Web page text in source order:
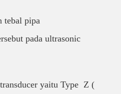
tebal pipa
pada ultrasonic
yaitu Type Z (